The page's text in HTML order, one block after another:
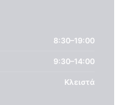
8:30–19:00
9:30–14:00
Κλειστά